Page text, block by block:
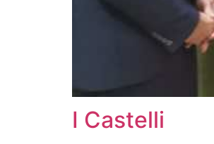
I Castelli